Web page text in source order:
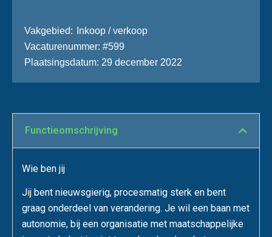
Vakgebied
Inkoop / verkoop
Vacaturenummer #599
Plaatsingsdatum 29 december 2022
Functie­omschrijving
Wie ben jij
Jij bent nieuwsgierig, procesmatig sterk en bent
graag onderdeel van verandering. Je wil een baan met
autonomie, bij een organisatie met maatschappelijke